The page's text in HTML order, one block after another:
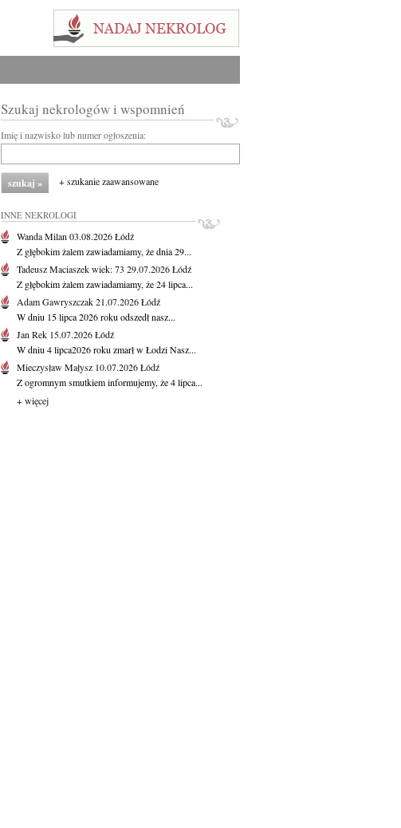
Szukaj nekrologów i wspomnień
Imię i nazwisko lub numer ogłoszenia:
+ szukanie zaawansowane
INNE NEKROLOGI
Wanda Milan 03.08.2026Łódź
Z głębokim żalem zawiadamiamy, że dnia 29...
Tadeusz Maciaszekwiek: 73 29.07.2026Łódź
Z głębokim żalem zawiadamiamy, że 24 lipca...
Adam Gawryszczak21.07.2026Łódź
W dniu 15 lipca 2026 roku odszedł nasz...
Jan Rek 15.07.2026Łódź
W dniu 4 lipca2026 roku zmarł w Łodzi Nasz...
Mieczysław Małysz 10.07.2026Łódź
Z ogromnym smutkiem informujemy, że 4 lipca...
+ więcej